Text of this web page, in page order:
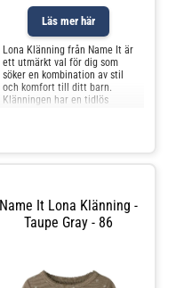
Läs mer här
Lona Klänning från Name It är
ett utmärkt val för dig som
söker en kombination av stil
och komfort till ditt barn.
Klänningen har en tidlös
Name It Lona Klänning -
Taupe Gray - 86